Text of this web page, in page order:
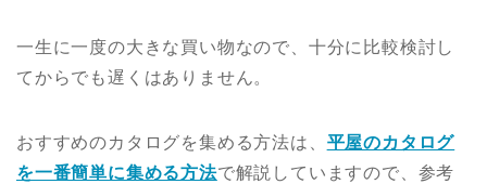
一生に一度の大きな買い物なので、十分に比較検討し
てからでも遅くはありません。
おすすめのカタログを集める方法は、 平屋のカタログ
を一番簡単に集める方法で解説していますので、参考